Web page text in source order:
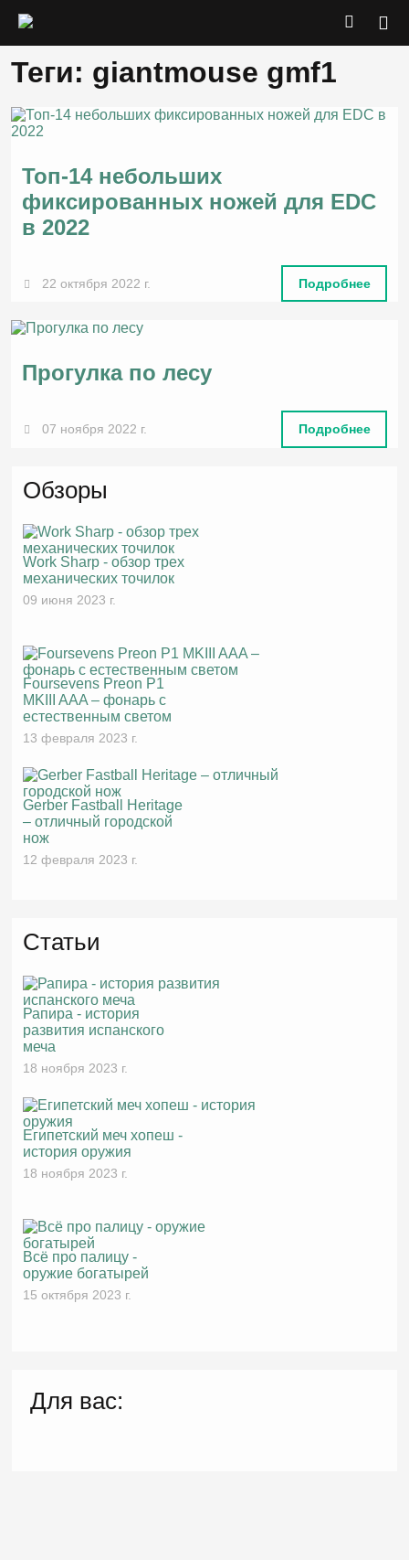
Теги: giantmouse gmf1
Топ-14 небольших
фиксированных ножей для EDC
в 2022
22 октября 2022 г. Подробнее
Прогулка по лесу
07 ноября 2022 г. Подробнее
Обзоры
Work Sharp - обзор трех
механических точилок
09 июня 2023 г.
Foursevens Preon P1
MKIII AAA – фонарь с
естественным светом
13 февраля 2023 г.
Gerber Fastball Heritage
– отличный городской
нож
12 февраля 2023 г.
Статьи
Рапира - история
развития испанского
меча
18 ноября 2023 г.
Египетский меч хопеш -
история оружия
18 ноября 2023 г.
Всё про палицу -
оружие богатырей
15 октября 2023 г.
Для вас: